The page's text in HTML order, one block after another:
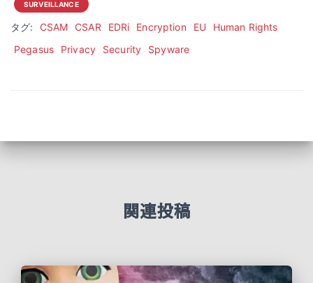
SURVEILLANCE
タグ: CSAM CSAR EDRi Encryption EU
Human Rights
Pegasus
Privacy Security Spyware
関連投稿